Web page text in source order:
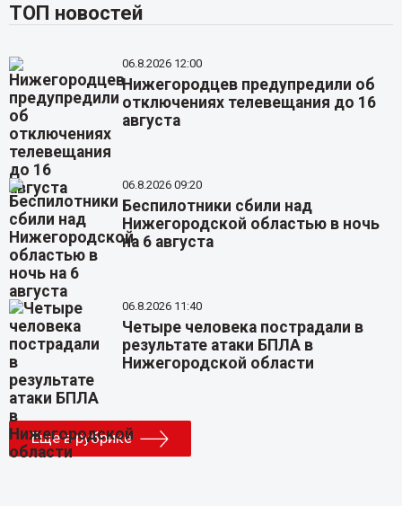
ТОП новостей
06.8.2026 12:00
Нижегородцев предупредили об
отключениях телевещания до 16
августа
06.8.2026 09:20
Беспилотники сбили над
Нижегородской областью в ночь
на 6 августа
06.8.2026 11:40
Четыре человека пострадали в
результате атаки БПЛА в
Нижегородской области
Еще в рубрике